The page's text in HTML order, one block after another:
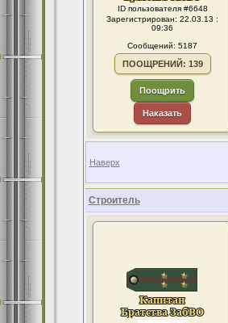
ID пользователя #6648
Зарегистрирован: 22.03.13 :
09:36
Сообщений: 5187
ПООЩРЕНИЙ: 139
Поощрить
Наказать
Наверх
Строитель